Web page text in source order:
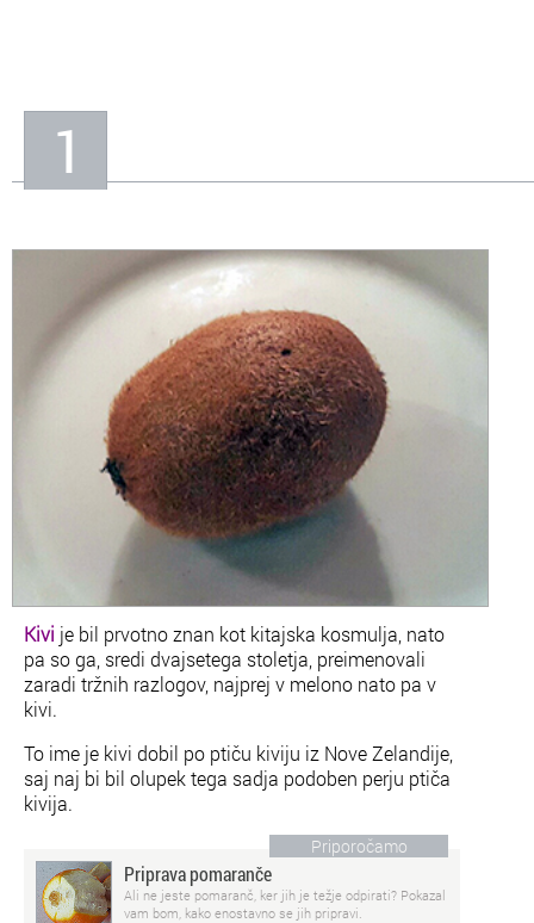
1
Kivi je bil prvotno znan kot kitajska kosmulja, nato
pa so ga, sredi dvajsetega stoletja, preimenovali
zaradi tržnih razlogov, najprej v melono nato pa v
kivi.
To ime je kivi dobil po ptiču kiviju iz Nove Zelandije,
saj naj bi bil olupek tega sadja podoben perju ptiča
kivija.
Priporočamo
Priprava pomaranče
Ali ne jeste pomaranč, ker jih je težje odpirati? Pokazal
vam bom, kako enostavno se jih pripravi.